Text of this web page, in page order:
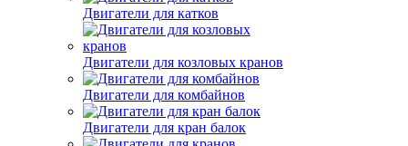
Двигатели для катков
Двигатели для козловых кранов
Двигатели для комбайнов
Двигатели для кран балок